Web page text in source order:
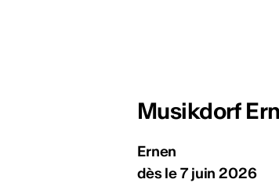
Musikdorf
Ernen
dès le 7 juin 2026